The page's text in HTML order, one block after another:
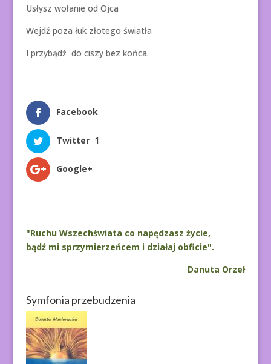
Usłysz wołanie od Ojca
Wejdź poza łuk złotego światła
I przybądź do ciszy bez końca.
Facebook
Twitter 1
Google+
"Ruchu Wszechświata co napędzasz życie,
bądź mi sprzymierzeńcem i działaj obficie".
Danuta Orzeł
Symfonia przebudzenia